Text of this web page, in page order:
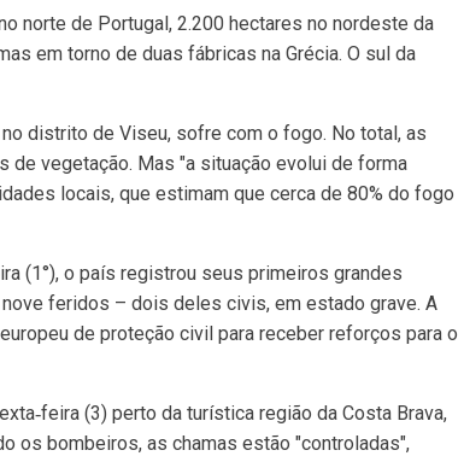
norte de Portugal, 2.200 hectares no nordeste da
em torno de duas fábricas na Grécia. O sul da
distrito de Viseu, sofre com o fogo. No total, as
de vegetação. Mas "a situação evolui de forma
locais, que estimam que cerca de 80% do fogo
(1°), o país registrou seus primeiros grandes
feridos – dois deles civis, em estado grave. A
de proteção civil para receber reforços para o
(3) perto da turística região da Costa Brava,
os bombeiros, as chamas estão "controladas",